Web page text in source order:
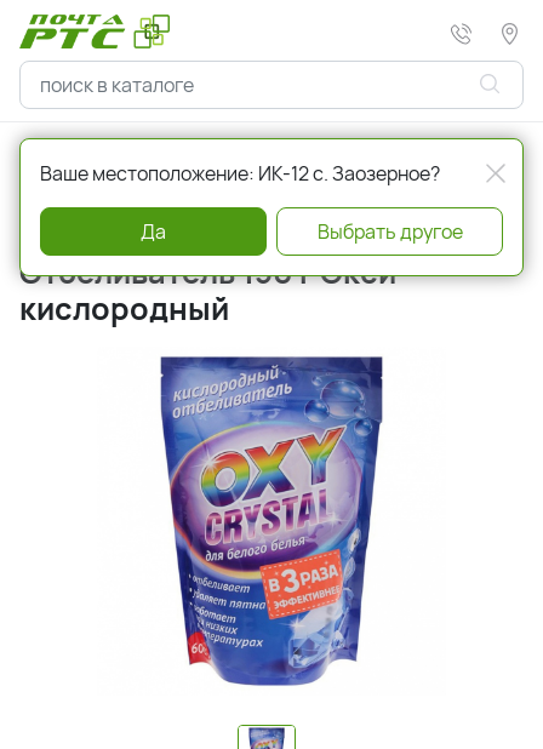
Главная Хозтовары
Артикул
Отбеливатель 150 г Окси
кислородный
Ваше местоположение: ИК-12 с. Заозерное?
Да Выбрать другое